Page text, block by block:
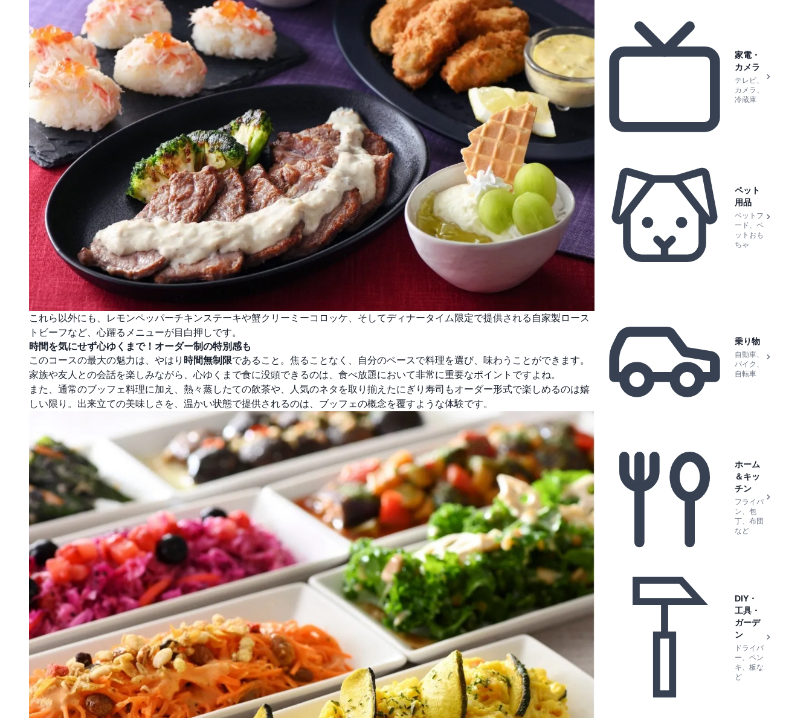
これら以外にも、レモンペッパーチキンステーキや蟹クリーミーコロッケ、そしてディナータイム限定で提供される自家製ロース
トビーフなど、心躍るメニューが目白押しです。
時間を気にせず心ゆくまで！オーダー制の特別感も
このコースの最大の魅力は、やはり 時間無制限であること。焦ることなく、自分のペースで料理を選び、味わうことができます。
家族や友人との会話を楽しみながら、心ゆくまで食に没頭できるのは、食べ放題において非常に重要なポイントですよね。
また、通常のブッフェ料理に加え、熱々蒸したての飲茶や、人気のネタを取り揃えたにぎり寿司もオーダー形式で楽しめるのは嬉
しい限り。出来立ての美味しさを、温かい状態で提供されるのは、ブッフェの概念を覆すような体験です。
家電・
カメラ
テレビ、
カメラ、
冷蔵庫
ペット
用品
ペットフ
ード、ペ
ットおも
ちゃ
乗り物
自動車、
バイク、
自転車
ホーム
＆キッ
チン
フライパ
ン、包
丁、布団
など
DIY・
工具・
ガーデ
ン
ドライバ
ー、ペン
キ、板な
ど